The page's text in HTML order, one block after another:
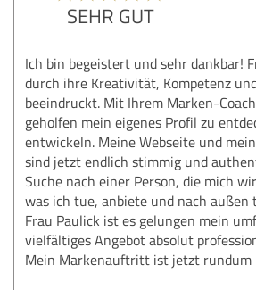
SEHR GUT
Ich bin begeistert und sehr dankbar!
durch ihre Kreativität, Kompetenz
beeindruckt. Mit Ihrem Marken-
geholfen mein eigenes Profil zu
entwickeln. Meine Webseite und
sind jetzt endlich stimmig und
Suche nach einer Person, die mich
was ich tue, anbiete und nach
Frau Paulick ist es gelungen mein
vielfältiges Angebot absolut
Mein Markenauftritt ist jetzt rundum